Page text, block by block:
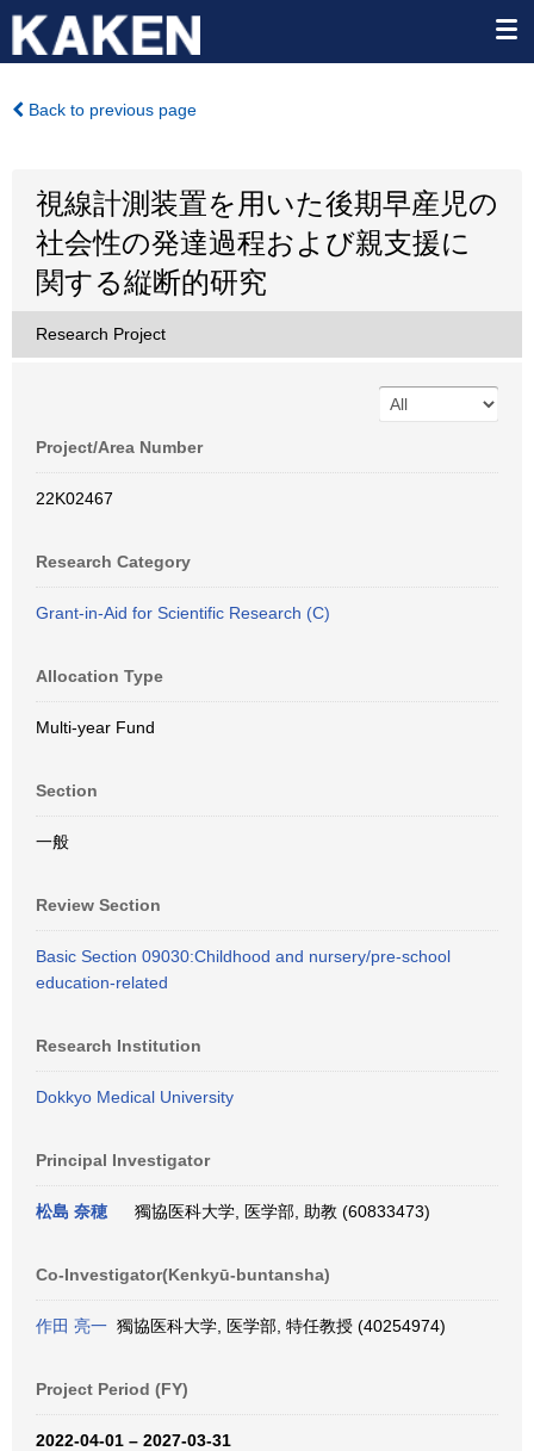
Back to previous page
視線計測装置を用いた後期早産児の
社会性の発達過程および親支援に
関する縦断的研究
Research Project
Project/Area Number
22K02467
Research Category
Grant-in-Aid for Scientific Research (C)
Allocation Type
Multi-year Fund
Section
一般
Review Section
Basic Section 09030:Childhood and nursery/pre-school
education-related
Research Institution
Dokkyo Medical University
Principal Investigator
松島 奈穂 獨協医科大学, 医学部, 助教 (60833473)
Co-Investigator(Kenkyū-buntansha)
作田 亮一 獨協医科大学, 医学部, 特任教授 (40254974)
Project Period (FY)
2022-04-01 – 2027-03-31